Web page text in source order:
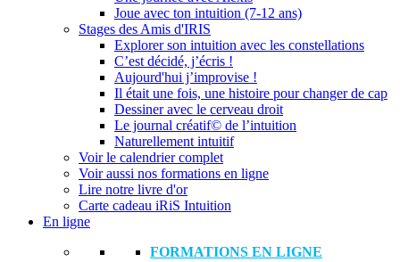
Joue avec ton intuition (7-12 ans)
Stages des Amis d'IRIS
Explorer son intuition avec les constellations
C’est décidé, j’écris !
Aujourd'hui j’improvise !
Il était une fois, une histoire pour changer de cap
Dessiner avec le cerveau droit
Le journal créatif© de l’intuition
Naturellement intuitif
Voir le calendrier complet
Voir aussi nos formations en ligne
Lire notre livre d'or
Carte cadeau iRiS Intuition
En ligne
FORMATIONS EN LIGNE